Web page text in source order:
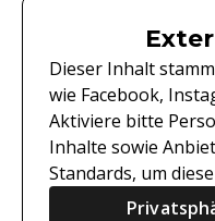
Dieser Inhalt
wie Facebook,
Aktiviere bitte
Inhalte sowie
Standards, um